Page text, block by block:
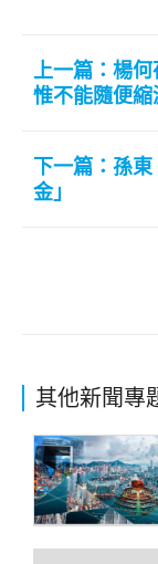
上一篇：楊
惟不能隨便縮
下一篇：孫
金」
其他新聞專